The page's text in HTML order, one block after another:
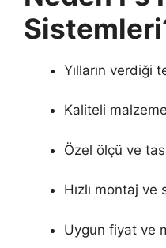
Yılların verdiği
Kaliteli
Özel ölçü ve
Hızlı montaj ve
Uygun fiyat ve